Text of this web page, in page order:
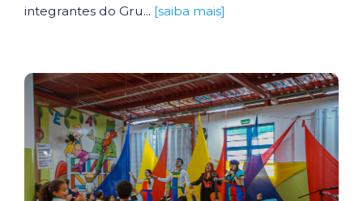
integrantes do Gru... [saiba mais]